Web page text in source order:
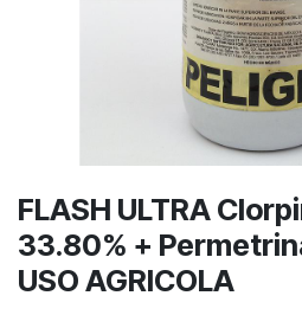
FLASH ULTRA
33.80% +
USO AGRICOLA